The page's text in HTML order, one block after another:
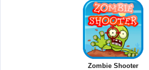
Zombie Shooter